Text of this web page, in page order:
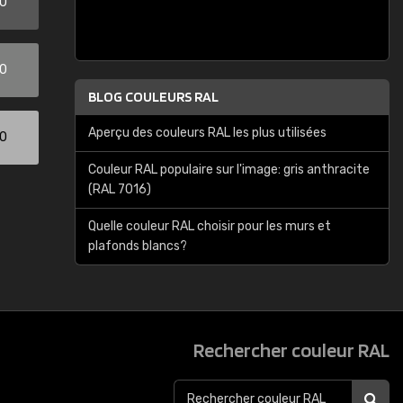
BLOG COULEURS RAL
Aperçu des couleurs RAL les plus utilisées
Couleur RAL populaire sur l'image: gris anthracite
(RAL 7016)
Quelle couleur RAL choisir pour les murs et
plafonds blancs?
Rechercher couleur RAL